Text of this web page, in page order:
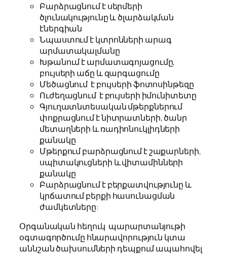
Բարձրացնում է սերմերի
ծլունակությունը և ծլարձակման
էներգիան
Նպաստում է կտրոնների արագ
արմատակալմանը
Խթանում է արմատագոյացումը,
բույսերի աճը և զարգացումը
Մեծացնում է բույսերի ֆոտոսինթեզը
Ուժեղացնում է բույսերի իմունիտետը
Գյուղատնտեսական մթերքներում
փոքրացնում է նիտրատների, ծանր
մետաղների և ռադիոնուկլիդների
քանակը
Մթերքում բարձրացնում է շաքարների,
սպիտակուցների և վիտամինների
քանակը
Բարձրացնում է բերքատվությունը և
կրճատում բերքի հասունացման
ժամկետները:
Օրգանական հեղուկ պարարտանյութի
օգտագործումը հնարավորություն կտա
աննշան ծախսումների դեպքում ապահովել